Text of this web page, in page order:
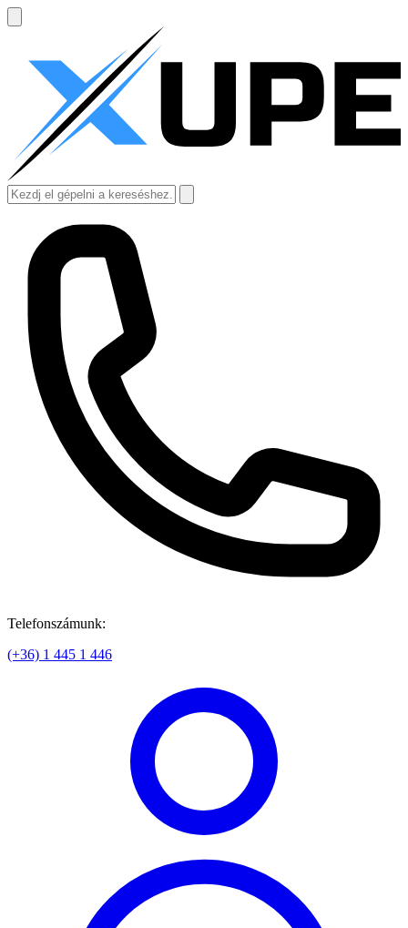
Telefonszámunk:
(+36) 1 445 1 446